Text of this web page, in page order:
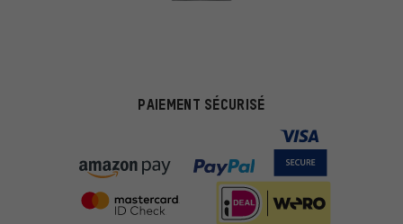
PAIEMENT SÉCURISÉ